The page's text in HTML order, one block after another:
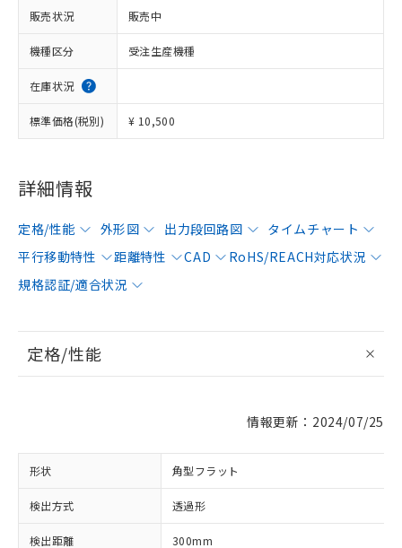
販売状況 販売中
機種区分 受注生産機種
在庫状況
標準価格(税別) ¥ 10,500
詳細情報
定格/性能 外形図 出力段回路図
タイムチャート
平行移動特性
距離特性 CAD
RoHS/REACH対応状況
規格認証/適合状況
定格/性能
情報更新：2024/07/25
形状 角型フラット
検出方式 透過形
検出距離 300mm